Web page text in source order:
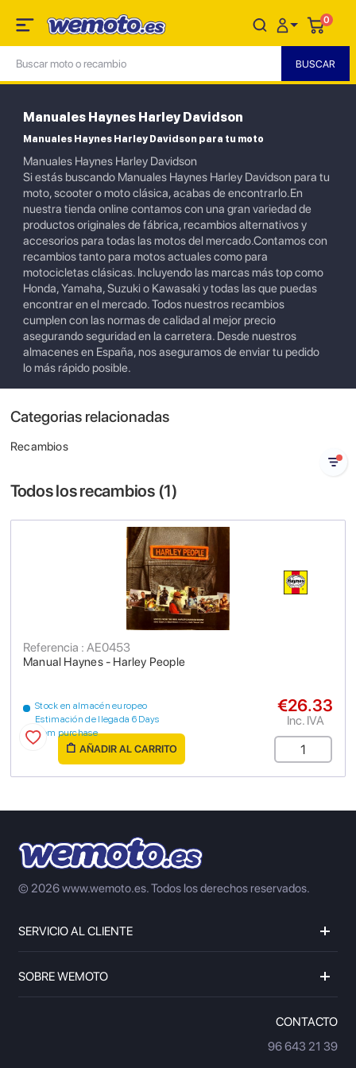
0
Manuales Haynes Harley Davidson
Manuales Haynes Harley Davidson para tu moto
Manuales Haynes Harley Davidson
Si estás buscando Manuales Haynes Harley Davidson para tu
moto, scooter o moto clásica, acabas de encontrarlo.En
nuestra tienda online contamos con una gran variedad de
productos originales de fábrica, recambios alternativos y
accesorios para todas las motos del mercado.Contamos con
recambios tanto para motos actuales como para
motocicletas clásicas. Incluyendo las marcas más top como
Honda, Yamaha, Suzuki o Kawasaki y todas las que puedas
encontrar en el mercado. Todos nuestros recambios
cumplen con las normas de calidad al mejor precio
asegurando seguridad en la carretera. Desde nuestros
almacenes en España, nos aseguramos de enviar tu pedido
lo más rápido posible.
Categorias relacionadas
Recambios
Todos los recambios (1)
Manual Haynes - Harley People
Referencia : AE0453
Stock en almacén europeo
Estimación de llegada 6 Days
from purchase
€26.33
Inc. IVA
AÑADIR AL CARRITO
© 2026 www.wemoto.es.Todos los derechos reservados.
SERVICIO AL CLIENTE
SOBRE WEMOTO
CONTACTO
96 643 21 39